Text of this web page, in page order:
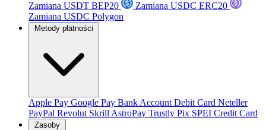
Zamiana USDT BEP20
Zamiana USDC ERC20
Zamiana USDC Polygon
Metody płatności
Apple Pay Google Pay Bank Account Debit Card Neteller
PayPal Revolut Skrill AstroPay Trustly Pix SPEI Credit Card
Zasoby